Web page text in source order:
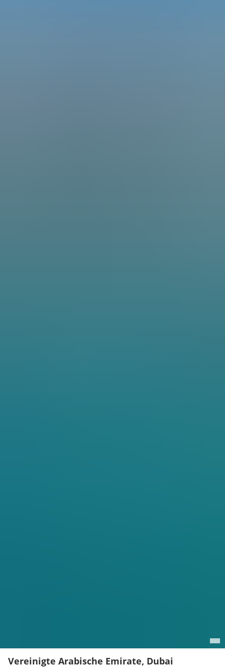
Vereinigte Arabische Emirate, Dubai